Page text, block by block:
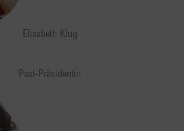
Elisabeth Klug
Past-Präsidentin